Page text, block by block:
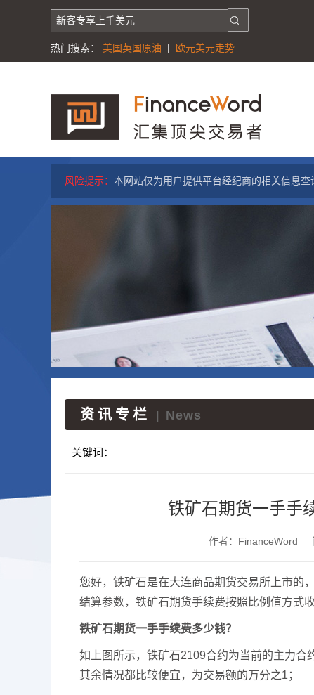
热门搜索： 美国英国原油 | 欧元美元走势
风险提示： 本网站仅为用户提供平台经纪商的相关信息
资讯专栏 News
关键词：
铁矿石期货一手手
作者：FinanceWord
您好，铁矿石是在大连商品期货交易所上市的
结算参数，铁矿石期货手续费按照比例值方式
铁矿石期货一手手续费多少钱？
如上图所示，铁矿石2109合约为当前的主力合
其余情况都比较便宜，为交易额的万分之1；